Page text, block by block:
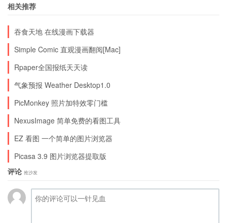
导，多多支持！谢谢！(
相关推荐
吞食天地 在线漫画下载器
Simple Comic 直观漫画翻阅[Mac]
Rpaper全国报纸天天读
气象预报 Weather Desktop1.0
PicMonkey 照片加特效零门槛
NexusImage 简单免费的看图工具
EZ 看图 一个简单的图片浏览器
Picasa 3.9 图片浏览器提取版
评论 抢沙发